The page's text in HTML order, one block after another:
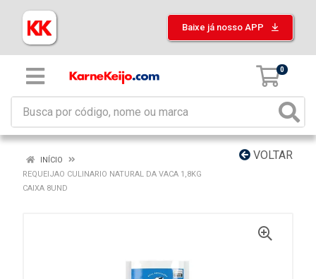
Baixe já nosso APP
0
VOLTAR
INÍCIO
REQUEIJAO CULINARIO NATURAL DA VACA 1,8KG
CAIXA 8UND